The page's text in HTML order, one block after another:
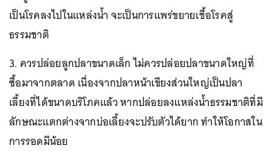
เป็นโรคลงไปในแหล่งน้ำ จะเป็นการแพร่ขยายเชื้อโรคสู่
ธรรมชาติ
3. ควรปล่อยลูกปลาขนาดเล็ก ไม่ควรปล่อยปลาขนาดใหญ่ที่
ซื้อมาจากตลาด เนื่องจากปลาหน้าเขียงส่วนใหญ่เป็นปลา
เลี้ยงที่ได้ขนาดบริโภคแล้ว หากปล่อยลงแหล่งน้ำธรรมชาติที่มี
ลักษณะแตกต่างจากบ่อเลี้ยงจะปรับตัวได้ยาก ทำให้โอกาสใน
การรอดมีน้อย